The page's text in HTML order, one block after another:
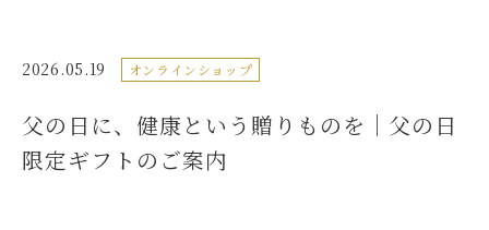
2026.05.19 オンラインショップ
父の日に、健康という贈りものを｜父の日
限定ギフトのご案内